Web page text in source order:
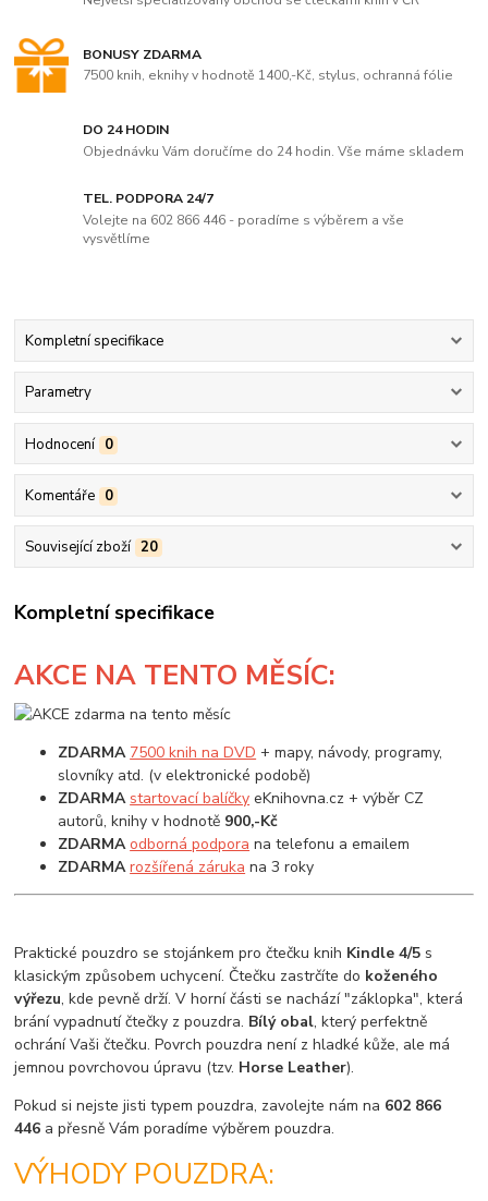
BONUSY ZDARMA
7500 knih, eknihy v hodnotě 1400,-Kč, stylus, ochranná fólie
DO 24 HODIN
Objednávku Vám doručíme do 24 hodin. Vše máme skladem
TEL. PODPORA 24/7
Volejte na 602 866 446 - poradíme s výběrem a vše
vysvětlíme
Kompletní specifikace
Parametry
Hodnocení 0
Komentáře 0
Související zboží 20
Kompletní specifikace
AKCE NA TENTO MĚSÍC:
ZDARMA 7500 knih na DVD + mapy, návody, programy,
slovníky atd. (v elektronické podobě)
ZDARMA startovací balíčky eKnihovna.cz + výběr CZ
autorů, knihy v hodnotě 900,-Kč
ZDARMA odborná podpora na telefonu a emailem
ZDARMA rozšířená záruka na 3 roky
Praktické pouzdro se stojánkem pro čtečku knih Kindle 4/5 s
klasickým způsobem uchycení. Čtečku zastrčíte do koženého
výřezu, kde pevně drží. V horní části se nachází "záklopka", která
brání vypadnutí čtečky z pouzdra. Bílý obal, který perfektně
ochrání Vaši čtečku. Povrch pouzdra není z hladké kůže, ale má
jemnou povrchovou úpravu (tzv. Horse Leather).
Pokud si nejste jisti typem pouzdra, zavolejte nám na 602 866
446 a přesně Vám poradíme výběrem pouzdra.
VÝHODY POUZDRA: